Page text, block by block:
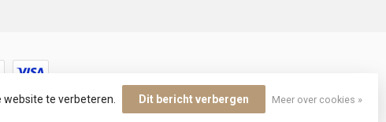
te verbeteren. Dit bericht verbergen Meer over cookies »